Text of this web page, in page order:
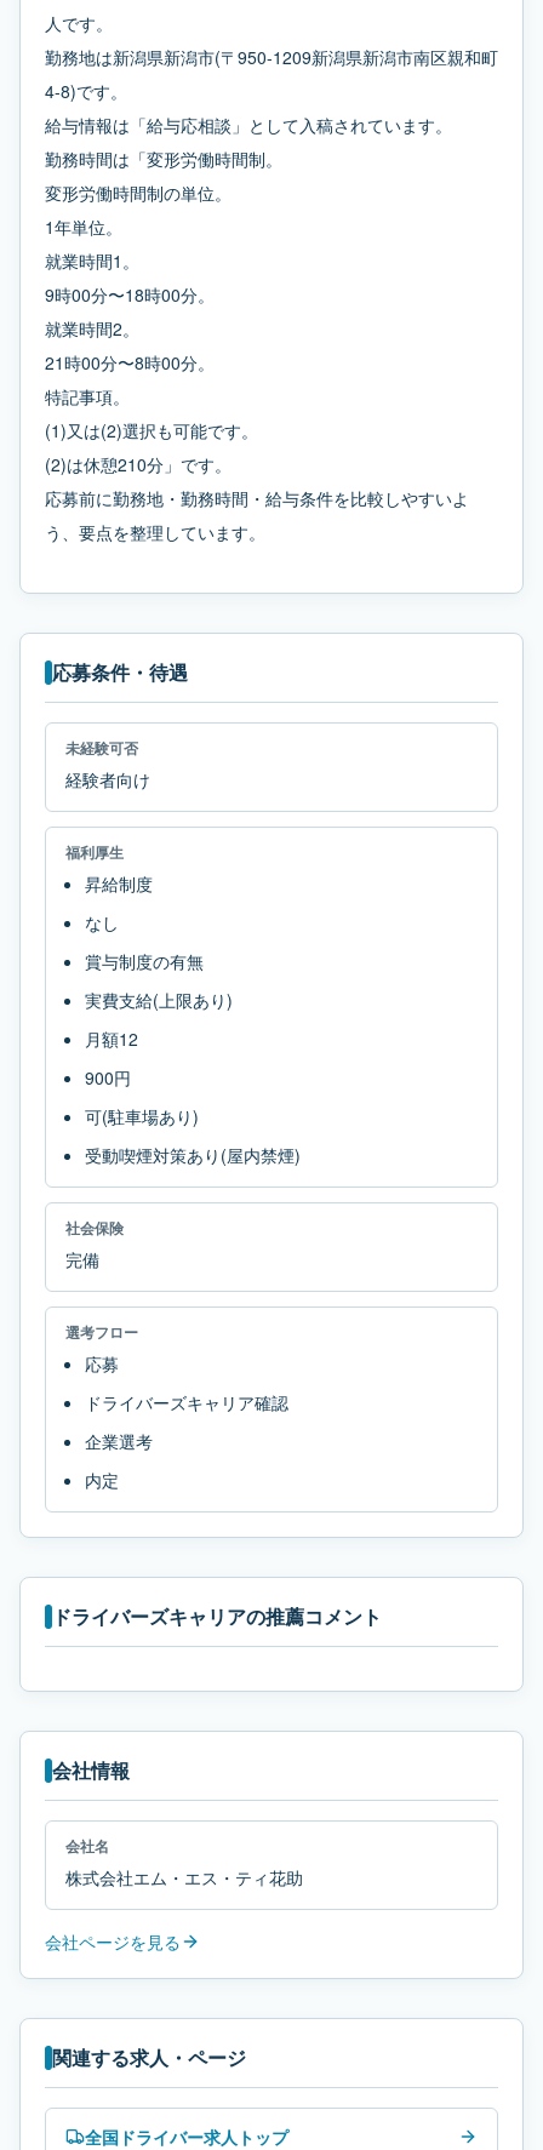
人です。
勤務地は新潟県新潟市(〒950-1209新潟県新潟市南区親和町
4-8)です。
給与情報は「給与応相談」として入稿されています。
勤務時間は「変形労働時間制。
変形労働時間制の単位。
1年単位。
就業時間1。
9時00分〜18時00分。
就業時間2。
21時00分〜8時00分。
特記事項。
(1)又は(2)選択も可能です。
(2)は休憩210分」です。
応募前に勤務地・勤務時間・給与条件を比較しやすいよ
う、要点を整理しています。
応募条件・待遇
未経験可否
経験者向け
福利厚生
昇給制度
なし
賞与制度の有無
実費支給(上限あり)
月額12
900円
可(駐車場あり)
受動喫煙対策あり(屋内禁煙)
社会保険
完備
選考フロー
応募
ドライバーズキャリア確認
企業選考
内定
ドライバーズキャリアの推薦コメント
会社情報
会社名
株式会社エム・エス・ティ花助
会社ページを見る
関連する求人・ページ
全国ドライバー求人トップ